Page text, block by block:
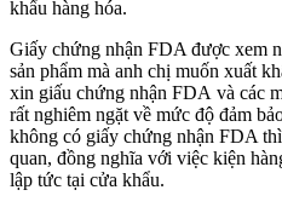
khẩu hàng hóa.
Giấy chứng nhận FDA được xem
sản phẩm mà anh chị muốn xuất
xin giấu chứng nhận FDA và các
rất nghiêm ngặt về mức độ đảm
không có giấy chứng nhận FDA
quan, đồng nghĩa với việc kiện
lập tức tại cửa khẩu.